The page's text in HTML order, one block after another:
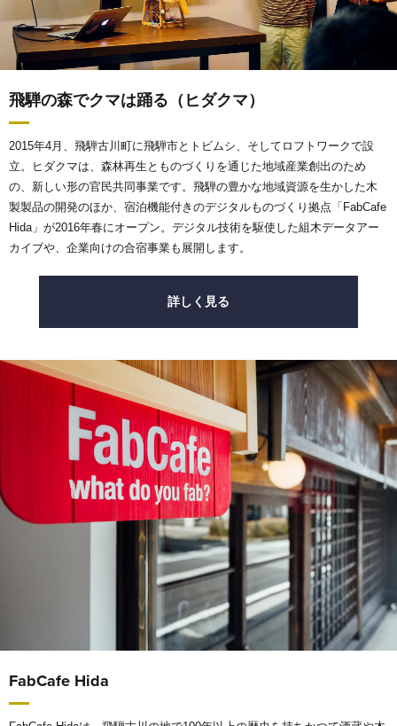
飛騨の森でクマは踊る（ヒダクマ）
2015年4月、飛騨古川町に飛騨市とトビムシ、そしてロフトワークで設
立。ヒダクマは、森林再生とものづくりを通じた地域産業創出のため
の、新しい形の官民共同事業です。飛騨の豊かな地域資源を生かした木
製製品の開発のほか、宿泊機能付きのデジタルものづくり拠点「FabCafe
Hida」が2016年春にオープン。デジタル技術を駆使した組木データアー
カイブや、企業向けの合宿事業も展開します。
詳しく見る
FabCafe Hida